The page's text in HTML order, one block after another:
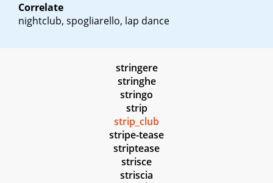
Correlate
nightclub, spogliarello, lap dance
stringere
stringhe
stringo
strip
strip_club
stripe-tease
striptease
strisce
striscia